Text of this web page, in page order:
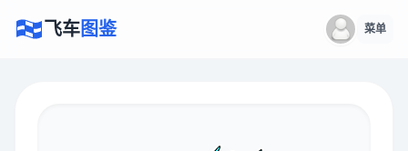
飞车图鉴 菜单